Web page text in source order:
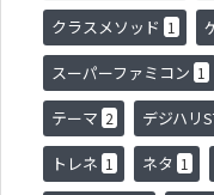
クラスメソッド 1
スーパーファミコン 1
テーマ 2 デジハリ
トレネ 1 ネタ 1